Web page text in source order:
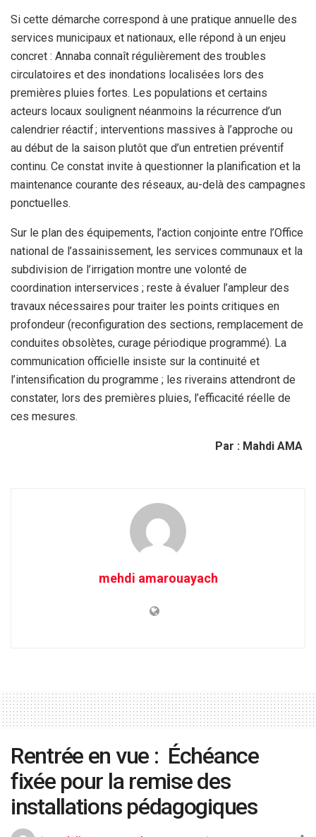
Si cette démarche correspond à une pratique annuelle des
services municipaux et nationaux, elle répond à un enjeu
concret : Annaba connaît régulièrement des troubles
circulatoires et des inondations localisées lors des
premières pluies fortes. Les populations et certains
acteurs locaux soulignent néanmoins la récurrence d’un
calendrier réactif ; interventions massives à l’approche ou
au début de la saison plutôt que d’un entretien préventif
continu. Ce constat invite à questionner la planification et la
maintenance courante des réseaux, au-delà des campagnes
ponctuelles.
Sur le plan des équipements, l’action conjointe entre l’Office
national de l’assainissement, les services communaux et la
subdivision de l’irrigation montre une volonté de
coordination interservices ; reste à évaluer l’ampleur des
travaux nécessaires pour traiter les points critiques en
profondeur (reconfiguration des sections, remplacement de
conduites obsolètes, curage périodique programmé). La
communication officielle insiste sur la continuité et
l’intensification du programme ; les riverains attendront de
constater, lors des premières pluies, l’efficacité réelle de
ces mesures.
Par : Mahdi AMA
mehdi amarouayach
Rentrée en vue : Échéance
fixée pour la remise des
installations pédagogiques